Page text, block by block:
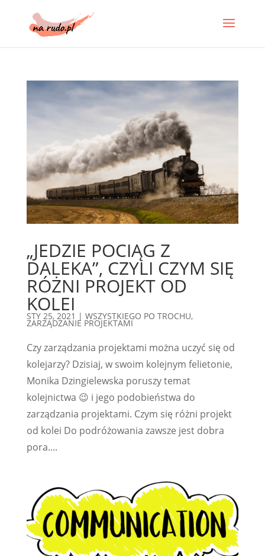
„JEDZIE POCIĄG Z
DALEKA”, CZYLI CZYM SIĘ
RÓŻNI PROJEKT OD
KOLEI
STY 25, 2021 | WSZYSTKIEGO PO TROCHU,
ZARZĄDZANIE PROJEKTAMI
Czy zarządzania projektami można uczyć się od
kolejarzy? Dzisiaj, w swoim kolejnym felietonie,
Monika Dzingielewska poruszy temat
kolejnictwa 😉 i jego podobieństwa do
zarządzania projektami. Czym się różni projekt
od kolei Do podróżowania zawsze jest dobra
pora....